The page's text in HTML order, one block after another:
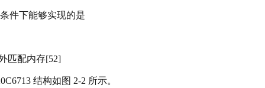
件下能够实现的是
匹配内存[52]
结构如图 2-2 所示。